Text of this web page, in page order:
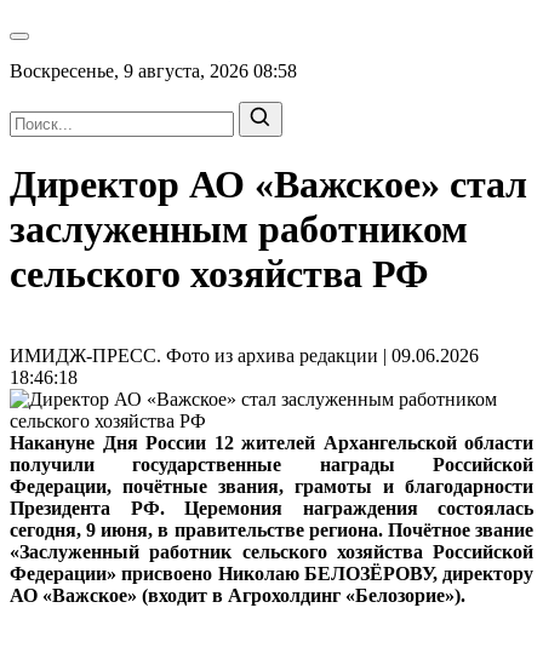
Воскресенье, 9 августа, 2026 08:58
Директор АО «Важское» стал
заслуженным работником
сельского хозяйства РФ
ИМИДЖ-ПРЕСС. Фото из архива редакции | 09.06.2026
18:46:18
Накануне Дня России 12 жителей Архангельской области
получили государственные награды Российской
Федерации, почётные звания, грамоты и благодарности
Президента РФ. Церемония награждения состоялась
сегодня, 9 июня, в правительстве региона. Почётное звание
«Заслуженный работник сельского хозяйства Российской
Федерации» присвоено Николаю БЕЛОЗЁРОВУ, директору
АО «Важское» (входит в Агрохолдинг «Белозорие»).